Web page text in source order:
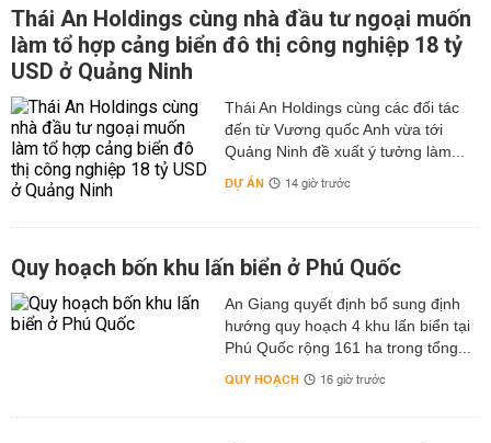
Thái An Holdings cùng nhà đầu tư ngoại muốn
làm tổ hợp cảng biển đô thị công nghiệp 18 tỷ
USD ở Quảng Ninh
Thái An Holdings cùng các đối tác
đến từ Vương quốc Anh vừa tới
Quảng Ninh đề xuất ý tưởng làm...
DỰ ÁN 14 giờ trước
Quy hoạch bốn khu lấn biển ở Phú Quốc
An Giang quyết định bổ sung định
hướng quy hoạch 4 khu lấn biển tại
Phú Quốc rộng 161 ha trong tổng...
QUY HOẠCH 16 giờ trước